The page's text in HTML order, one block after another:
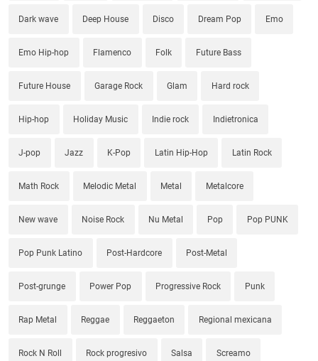
Dark wave Deep House Disco Dream Pop Emo
Emo Hip-hop Flamenco Folk Future Bass
Future House Garage Rock Glam Hard rock
Hip-hop Holiday Music Indie rock Indietronica
J-pop Jazz K-Pop Latin Hip-Hop Latin Rock
Math Rock Melodic Metal Metal Metalcore
New wave Noise Rock Nu Metal Pop Pop PUNK
Pop Punk Latino Post-Hardcore Post-Metal
Post-grunge Power Pop Progressive Rock Punk
Rap Metal Reggae Reggaeton Regional mexicana
Rock N Roll Rock progresivo Salsa Screamo